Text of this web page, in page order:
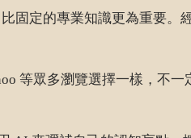
固定的專業知識更為重要。
等眾多瀏覽選擇一樣，不